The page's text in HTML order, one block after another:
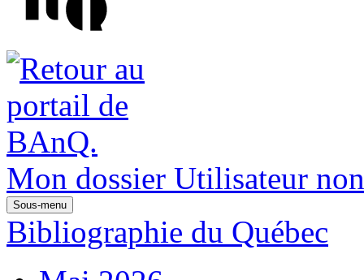
Mon dossier Utilisateur
Sous-menu
Bibliographie du Québec